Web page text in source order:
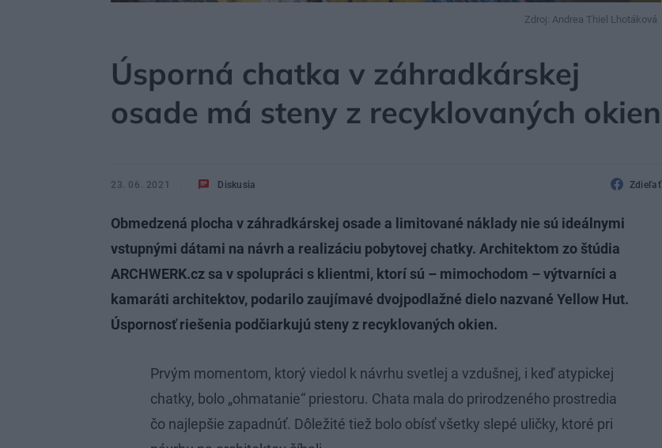
Zdroj: Andrea Thiel Lhotáková
Úsporná chatka v záhradkárskej
osade má steny z recyklovaných okien
23. 06. 2021 Diskusia Zdieľať
Obmedzená plocha v záhradkárskej osade a limitované náklady nie sú ideálnymi
vstupnými dátami na návrh a realizáciu pobytovej chatky. Architektom zo štúdia
ARCHWERK.cz sa v spolupráci s klientmi, ktorí sú – mimochodom – výtvarníci a
kamaráti architektov, podarilo zaujímavé dvojpodlažné dielo nazvané Yellow Hut.
Úspornosť riešenia podčiarkujú steny z recyklovaných okien.
Prvým momentom, ktorý viedol k návrhu svetlej a vzdušnej, i keď atypickej
chatky, bolo „ohmatanie“ priestoru. Chata mala do prirodzeného prostredia
čo najlepšie zapadnúť. Dôležité tiež bolo obísť všetky slepé uličky, ktoré pri